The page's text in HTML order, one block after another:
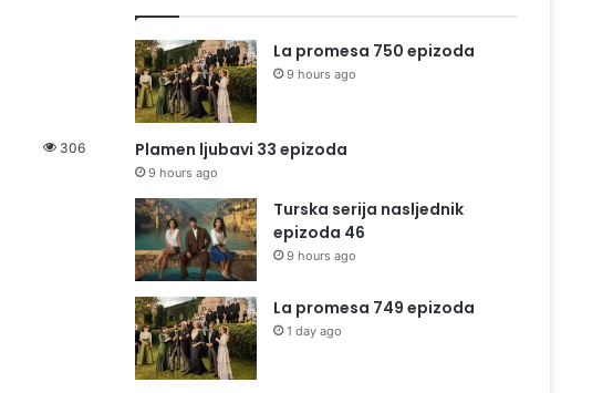
306
La promesa 750 epizoda
9 hours ago
Plamen ljubavi 33 epizoda
9 hours ago
Turska serija nasljednik
epizoda 46
9 hours ago
La promesa 749 epizoda
1 day ago